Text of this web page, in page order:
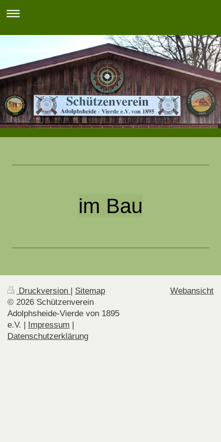
im Bau
Druckversion
Sitemap
© 2026 Schützenverein
Adolphsheide-Vierde von 1895
e.V. |
Impressum
Datenschutzerklärung
Webansicht